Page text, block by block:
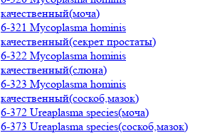
качественный(моча)
6-321 Mycoplasma hominis
качественный(секрет простаты)
6-322 Mycoplasma hominis
качественный(слюна)
6-323 Mycoplasma hominis
качественный(соскоб,мазок)
6-372 Ureaplasma species(моча)
6-373 Ureaplasma species(соскоб,мазок)